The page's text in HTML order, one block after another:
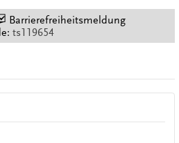
Barrierefreiheitsmeldung
ts119654